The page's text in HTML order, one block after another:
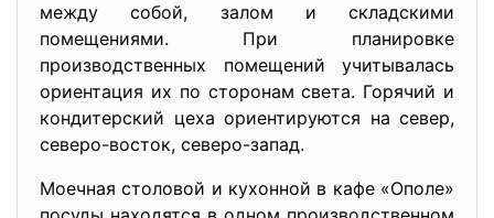
между собой, залом и складскими
помещениями. При планировке
производственных помещений учитывалась
ориентация их по сторонам света. Горячий и
кондитерский цеха ориентируются на север,
северо-восток, северо-запад.
Моечная столовой и кухонной в кафе «Ополе»